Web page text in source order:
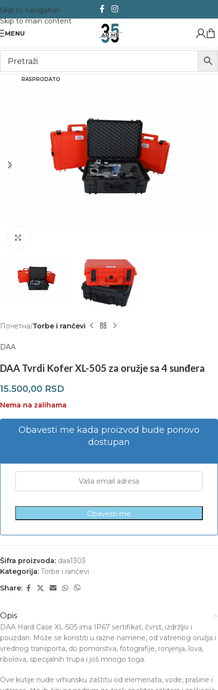
Skip to navigation
Skip to main content
MENU
RASPRODATO
Почетна Torbe i rančevi
DAA
DAA Tvrdi Kofer XL-505 za oružje sa 4 sunđera
15.500,00 RSD
Nema na zalihama
Obavesti me kada proizvod bude ponovo
dostupan
Obavesti me
Šifra proizvoda: daa1303
Kategorija: Torbe i rančevi
Share:
Opis
DAA Hard Case XL-505 ima IP67 sertifikat, čvrst, izdržljiv i
pouzdan. Može se koristiti u razne namene, od vatrenog oružja i
vrednog transporta, do pomorstva, fotografije, ronjenja, lova,
ribolova, specijalnih trupa i još mnogo toga.
Ove kutije nude vrhunsku zaštitu od elemenata, vode, prašine i